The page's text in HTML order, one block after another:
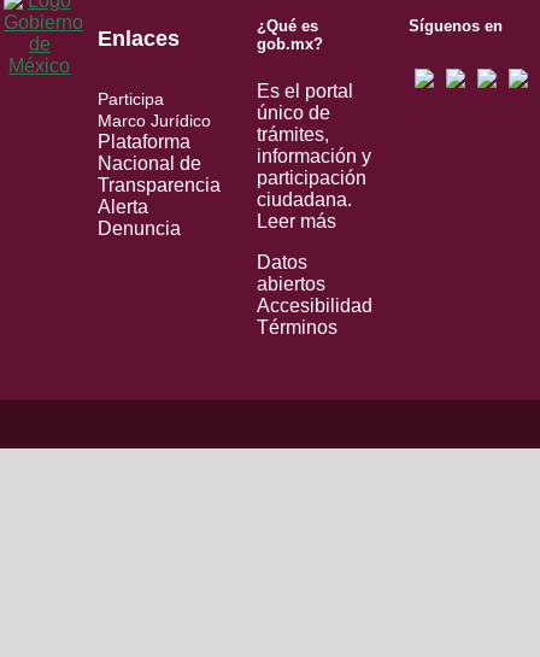
Enlaces
Participa
Marco Jurídico
Plataforma
Nacional de
Transparencia
Alerta
Denuncia
¿Qué es
gob.mx?
Es el portal
único de
trámites,
información y
participación
ciudadana.
Leer más
Datos
abiertos
Accesibilidad
Términos
Síguenos en